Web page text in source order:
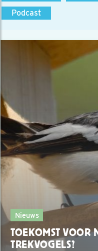
Podcast
Nieuws
TOEKOMST VOOR
TREKVOGELS?